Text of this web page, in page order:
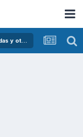
Concentraciones Nacionales, Quedadas, rodadas y otras crónicas del asfalto